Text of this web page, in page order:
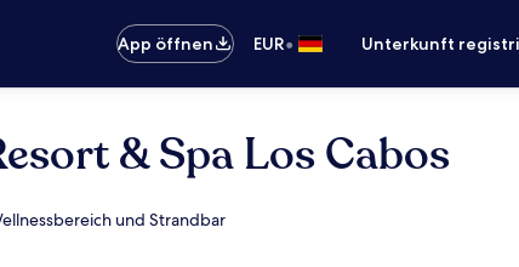
App öffnen
EUR• Unterkunft
& Spa Los Cabos
und Strandbar